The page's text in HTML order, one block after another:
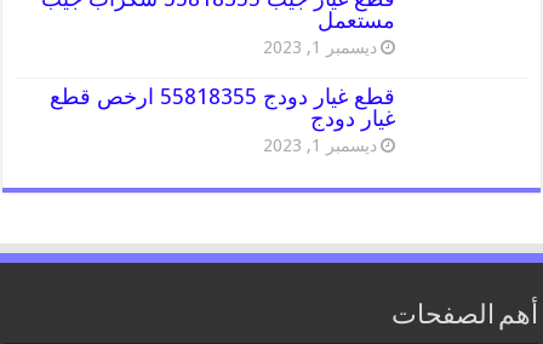
مستعمل
ديسمبر 1, 2023
قطع غيار دودج 55818355 ارخص قطع
غيار دودج
ديسمبر 1, 2023
أهم الصفحات